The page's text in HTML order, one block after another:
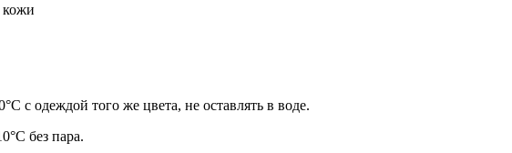
кожи
с одеждой того же цвета, не оставлять в воде.
без пара.